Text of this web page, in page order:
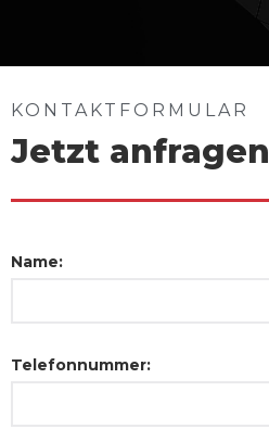
KONTAKTFORMULAR
Jetzt anfragen
Name:
Telefonnummer: